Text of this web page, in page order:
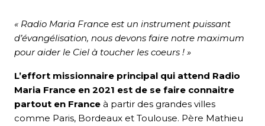
« Radio Maria France est un instrument puissant
d’évangélisation, nous devons faire notre maximum
pour aider le Ciel à toucher les coeurs ! »
L’effort missionnaire principal qui attend Radio
Maria France en 2021 est de se faire connaitre
partout en France à partir des grandes villes
comme Paris, Bordeaux et Toulouse. Père Mathieu